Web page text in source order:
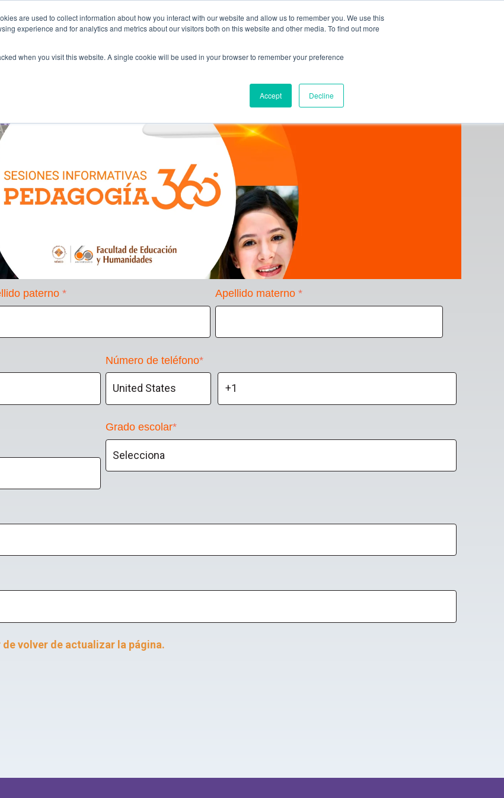
are used to collect information about how you interact with our website and allow us to remember you. We use this
experience and for analytics and metrics about our visitors both on this website and other media. To find out more
when you visit this website. A single cookie will be used in your browser to remember your preference
Accept Decline
Informes Intercambio académico Foráneos Transporte FAQ
nosotros Costos y Apoyos Admisiones
paterno* Apellido materno *
Número de teléfono*
Grado escolar*
volver de actualizar la página.